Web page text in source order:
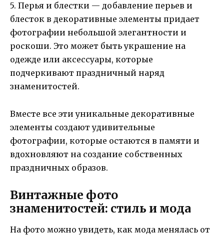
5. Перья и блестки — добавление перьев и
блесток в декоративные элементы придает
фотографии небольшой элегантности и
роскоши. Это может быть украшение на
одежде или аксессуары, которые
подчеркивают праздничный наряд
знаменитостей.
Вместе все эти уникальные декоративные
элементы создают удивительные
фотографии, которые остаются в памяти и
вдохновляют на создание собственных
праздничных образов.
Винтажные фото
знаменитостей: стиль и мода
На фото можно увидеть, как мода менялась от